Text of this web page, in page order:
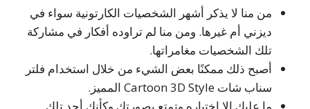
من منا لا يذكر أشهر الشخصيات الكارتونية سواء في
ديزني أم غيرها. ومن منا لم تراوده أفكار في مشاركة
تلك الشخصيات مغامراتها.
أصبح ذلك ممكنًا بعض الشيء من خلال استخدام فلتر
سناب شات Cartoon 3D Style المميز.
ما عليك إلا اختياره وتمتع بصورتك وكأنك أحد تلك